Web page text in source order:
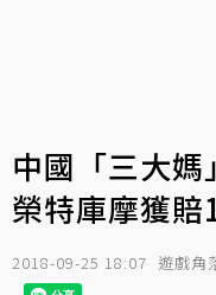
中國「三大
榮特庫摩獲
2018-09-25 18:07 遊戲角